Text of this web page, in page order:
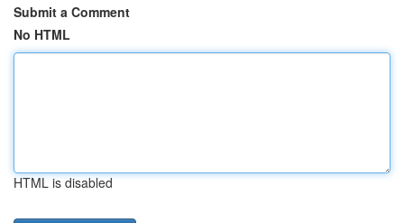
Submit a Comment
No HTML
HTML is disabled